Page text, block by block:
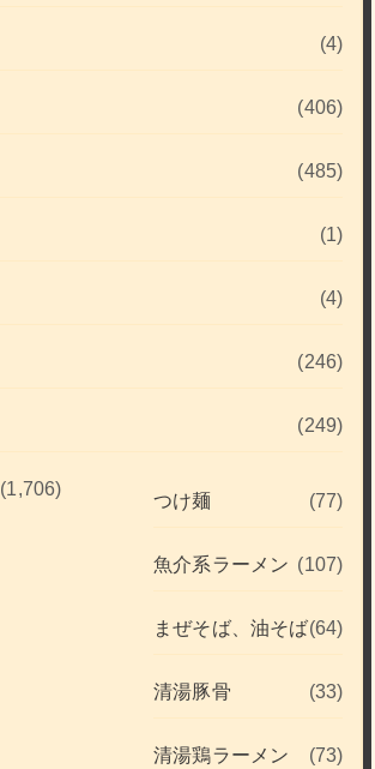
(4)
(406)
(485)
(1)
(4)
(246)
(249)
(1,706)
つけ麺 (77)
魚介系ラーメン (107)
まぜそば、油そば(64)
清湯豚骨 (33)
清湯鶏ラーメン (73)